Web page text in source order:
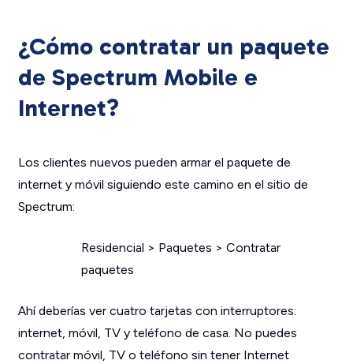
¿Cómo contratar un paquete
de Spectrum Mobile e
Internet?
Los clientes nuevos pueden armar el paquete de
internet y móvil siguiendo este camino en el sitio de
Spectrum:
Residencial > Paquetes > Contratar
paquetes
Ahí deberías ver cuatro tarjetas con interruptores:
internet, móvil, TV y teléfono de casa. No puedes
contratar móvil, TV o teléfono sin tener Internet